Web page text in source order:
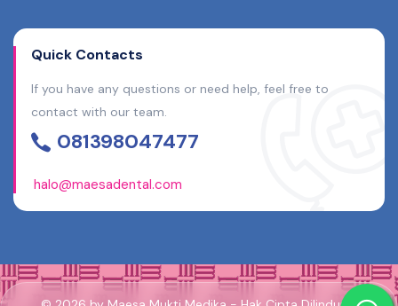
Quick Contacts
If you have any questions or need help, feel free to
contact with our team.
081398047477
halo@maesadental.com